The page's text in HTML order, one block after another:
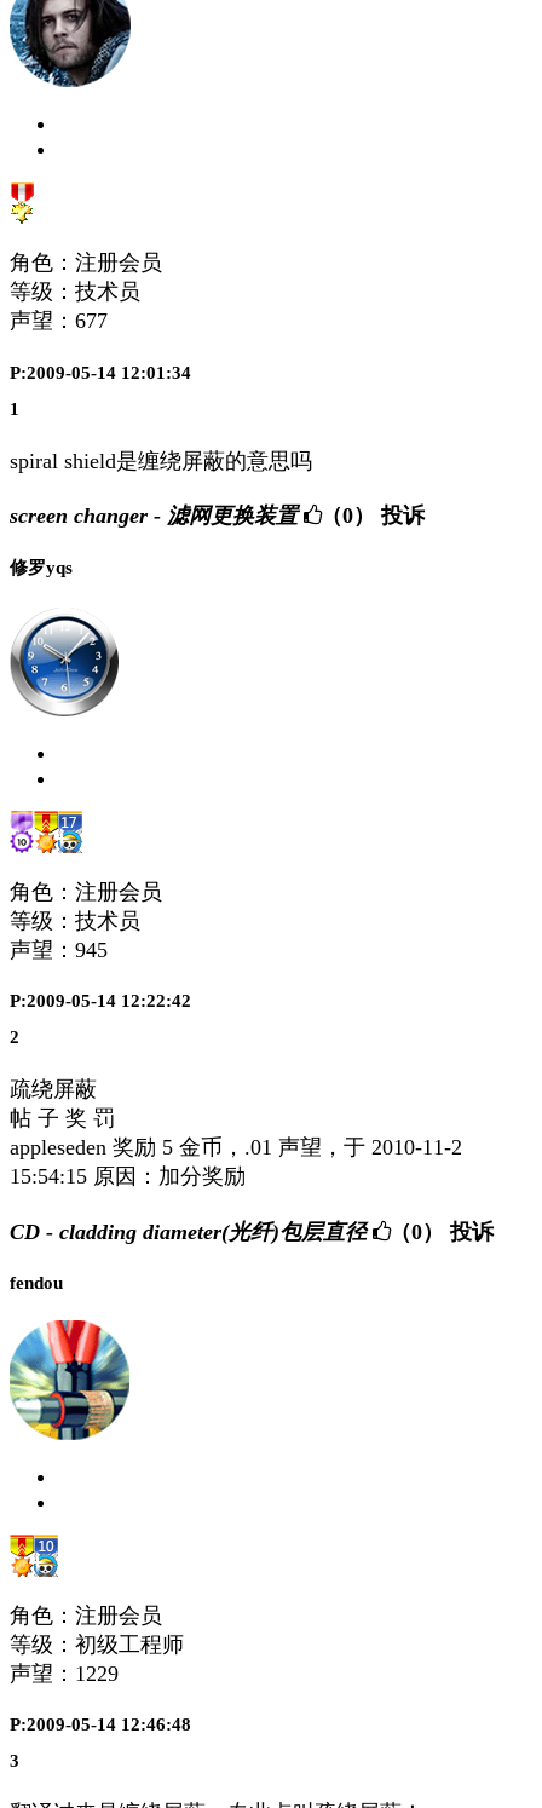
角色：注册会员
等级：技术员
声望： 677
P:2009-05-14 12:01:34
1
spiral shield是缠绕屏蔽的意思吗
screen changer - 滤网更换装置 （0） 投诉
修罗yqs
角色：注册会员
等级：技术员
声望： 945
P:2009-05-14 12:22:42
2
疏绕屏蔽
帖 子 奖 罚
appleseden 奖励 5 金币，.01 声望，于 2010-11-2
15:54:15 原因：加分奖励
CD - cladding diameter(光纤)包层直径 （0） 投诉
fendou
角色：注册会员
等级：初级工程师
声望： 1229
P:2009-05-14 12:46:48
3